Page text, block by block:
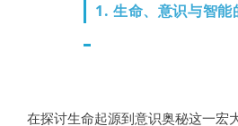
1. 生命、意识与智能
在探讨生命起源到意识奥秘这一宏